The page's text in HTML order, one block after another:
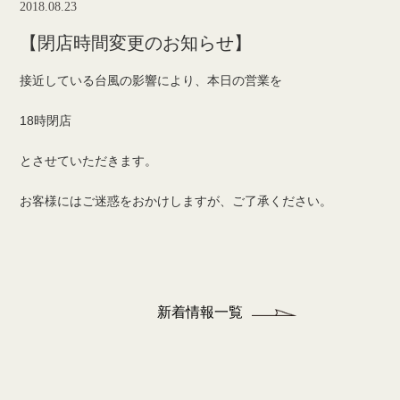
2018.08.23
【閉店時間変更のお知らせ】
接近している台風の影響により、本日の営業を
18時閉店
とさせていただきます。
お客様にはご迷惑をおかけしますが、ご了承ください。
新着情報一覧